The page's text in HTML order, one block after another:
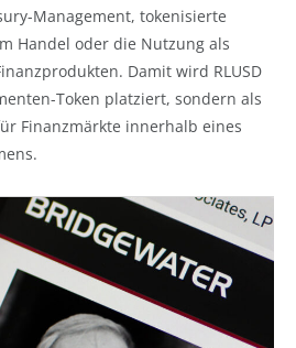
Management, tokenisierte
Handel oder die Nutzung als
Damit wird RLUSD
Token platziert, sondern als
Finanzmärkte innerhalb eines